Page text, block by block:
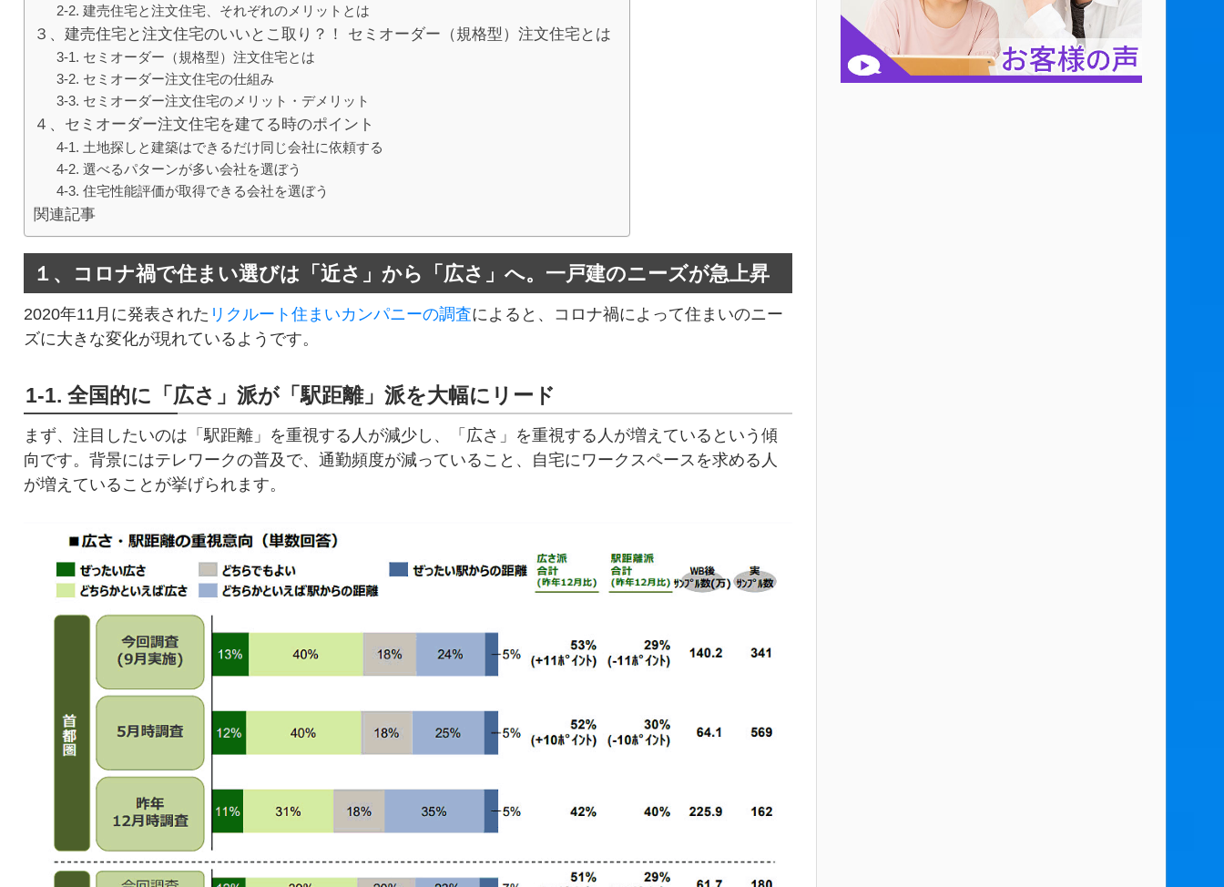
2-2. 建売住宅と注文住宅、それぞれのメリットとは
３、建売住宅と注文住宅のいいとこ取り？！ セミオーダー（規格型）注文住宅とは
3-1. セミオーダー（規格型）注文住宅とは
3-2. セミオーダー注文住宅の仕組み
3-3. セミオーダー注文住宅のメリット・デメリット
４、セミオーダー注文住宅を建てる時のポイント
4-1. 土地探しと建築はできるだけ同じ会社に依頼する
4-2. 選べるパターンが多い会社を選ぼう
4-3. 住宅性能評価が取得できる会社を選ぼう
関連記事
１、コロナ禍で住まい選びは「近さ」から「広さ」へ。一戸建のニーズが急上昇
2020年11月に発表された リクルート住まいカンパニーの調査によると、コロナ禍によって住まいのニー
ズに大きな変化が現れているようです。
1-1. 全国的に「広さ」派が「駅距離」派を大幅にリード
まず、注目したいのは「駅距離」を重視する人が減少し、「広さ」を重視する人が増えているという傾
向です。背景にはテレワークの普及で、通勤頻度が減っていること、自宅にワークスペースを求める人
が増えていることが挙げられます。